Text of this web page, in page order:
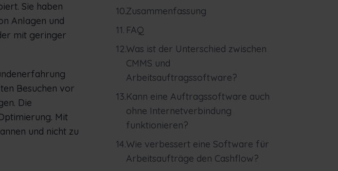
Sie haben
Anlagen und
mit geringer
Besuchen vor
Die
Mit
und nicht zu
Zusammenfassung
FAQ
Was ist der Unterschied zwischen
CMMS und
Arbeitsauftragssoftware?
Kann eine Auftragssoftware auch
ohne Internetverbindung
funktionieren?
Wie verbessert eine Software für
Arbeitsaufträge den Cashflow?